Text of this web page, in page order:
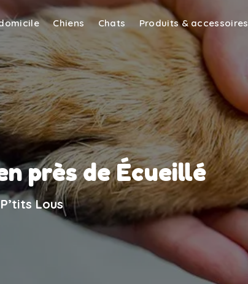
Chiens Chats Produits & accessoires
près de Écueillé
Lous